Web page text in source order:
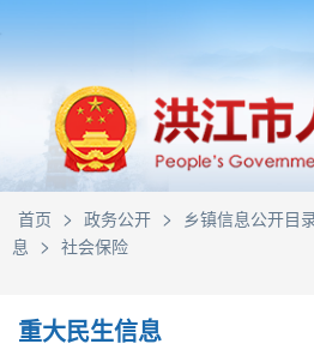
首页 > 政务公开 > 乡镇信息公开目
息 > 社会保险
重大民生信息